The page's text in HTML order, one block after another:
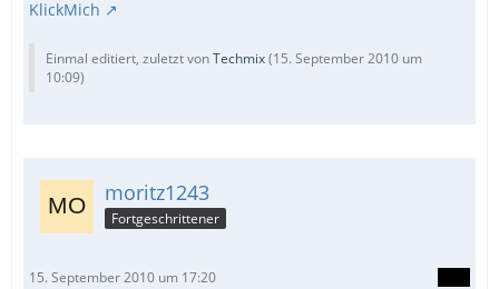
KlickMich
Einmal editiert, zuletzt vonTechmix(15. September 2010 um
10:09)
moritz1243
Fortgeschrittener
15. September 2010 um 17:20